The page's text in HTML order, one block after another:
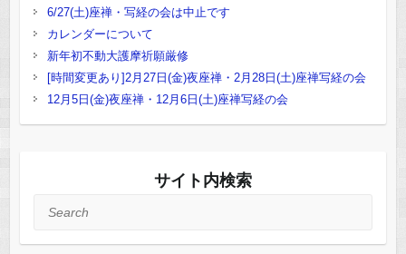
6/27(土)座禅・写経の会は中止です
カレンダーについて
新年初不動大護摩祈願厳修
[時間変更あり]2月27日(金)夜座禅・2月28日(土)座禅写経の会
12月5日(金)夜座禅・12月6日(土)座禅写経の会
サイト内検索
Search